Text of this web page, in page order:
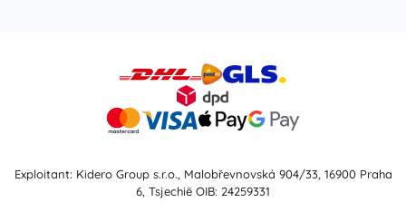
Exploitant: Kidero Group s.r.o., Malobřevnovská 904/33, 16900 Praha
6, Tsjechië OIB: 24259331